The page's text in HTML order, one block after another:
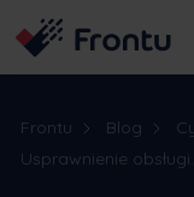
Frontu Blog
Usprawnienie obsługi...